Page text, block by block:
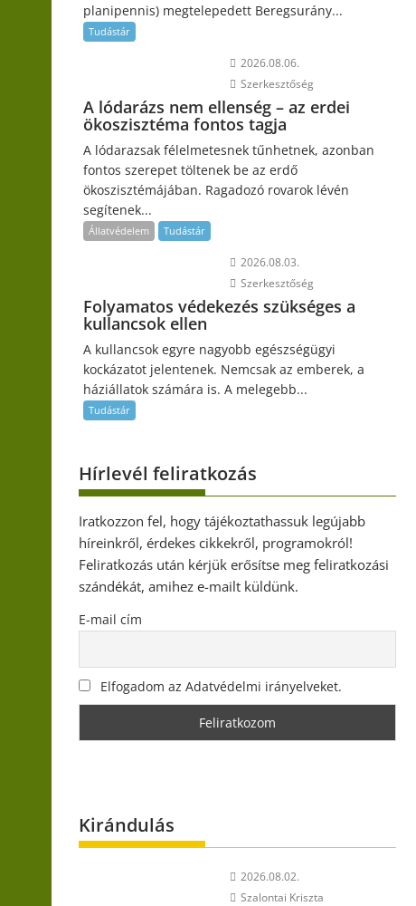
planipennis) megtelepedett Beregsurány...
Tudástár
2026.08.06.
Szerkesztőség
A lódarázs nem ellenség – az erdei
ökoszisztéma fontos tagja
A lódarazsak félelmetesnek tűnhetnek, azonban
fontos szerepet töltenek be az erdő
ökoszisztémájában. Ragadozó rovarok lévén
segítenek...
Állatvédelem Tudástár
2026.08.03.
Szerkesztőség
Folyamatos védekezés szükséges a
kullancsok ellen
A kullancsok egyre nagyobb egészségügyi
kockázatot jelentenek. Nemcsak az emberek, a
háziállatok számára is. A melegebb...
Tudástár
Hírlevél feliratkozás
Iratkozzon fel, hogy tájékoztathassuk legújabb
híreinkről, érdekes cikkekről, programokról!
Feliratkozás után kérjük erősítse meg feliratkozási
szándékát, amihez e-mailt küldünk.
E-mail cím
Elfogadom az Adatvédelmi irányelveket.
Kirándulás
2026.08.02.
Szalontai Kriszta